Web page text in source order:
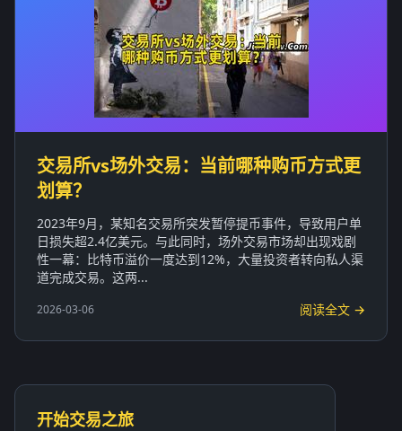
交易所vs场外交易：当前哪种购币方式更
划算？
2023年9月，某知名交易所突发暂停提币事件，导致用户单
日损失超2.4亿美元。与此同时，场外交易市场却出现戏剧
性一幕：比特币溢价一度达到12%，大量投资者转向私人渠
道完成交易。这两...
2026-03-06 阅读全文 →
开始交易之旅